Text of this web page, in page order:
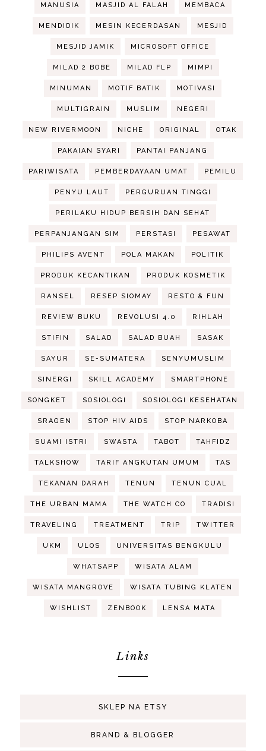
MANUSIA MASJID AL FALAH MEMBACA
MENDIDIK MESIN KECERDASAN MESJID
MESJID JAMIK MICROSOFT OFFICE
MILAD 2 BOBE MILAD FLP MIMPI
MINUMAN MOTIF BATIK MOTIVASI
MULTIGRAIN MUSLIM NEGERI
NEW RIVERMOON NICHE ORIGINAL OTAK
PAKAIAN SYARI PANTAI PANJANG
PARIWISATA PEMBERDAYAAN UMAT PEMILU
PENYU LAUT PERGURUAN TINGGI
PERILAKU HIDUP BERSIH DAN SEHAT
PERPANJANGAN SIM PERSTASI PESAWAT
PHILIPS AVENT POLA MAKAN POLITIK
PRODUK KECANTIKAN PRODUK KOSMETIK
RANSEL RESEP SIOMAY RESTO & FUN
REVIEW BUKU REVOLUSI 4.0 RIHLAH
STIFIN SALAD SALAD BUAH SASAK
SAYUR SE-SUMATERA SENYUMUSLIM
SINERGI SKILL ACADEMY SMARTPHONE
SONGKET SOSIOLOGI SOSIOLOGI KESEHATAN
SRAGEN STOP HIV AIDS STOP NARKOBA
SUAMI ISTRI SWASTA TABOT TAHFIDZ
TALKSHOW TARIF ANGKUTAN UMUM TAS
TEKANAN DARAH TENUN TENUN CUAL
THE URBAN MAMA THE WATCH CO TRADISI
TRAVELING TREATMENT TRIP TWITTER
UKM ULOS UNIVERSITAS BENGKULU
WHATSAPP WISATA ALAM
WISATA MANGROVE WISATA TUBING KLATEN
WISHLIST ZENBOOK LENSA MATA
Links
SKLEP NA ETSY
BRAND & BLOGGER